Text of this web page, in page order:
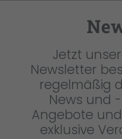
Jetzt
Newsletter
regelmäßig
News und
Angebote
exklusive